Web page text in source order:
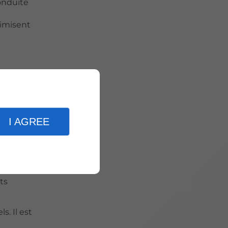
I AGREE
soit
Il est